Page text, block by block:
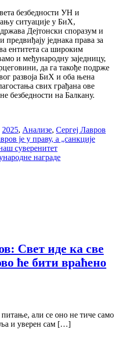
безбедности УН и
ситуације у БиХ,
Дејтонски споразум и
једнака права за
ентитета са широким
и међународну заједницу,
да га такође подрже
развоја БиХ и оба њена
свих грађана ове
безбедности на Балкану.
2025, Анализе, Сергеј Лавров
је у праву, а „санкције
суверенитет
награде
Свет иде ка све
ће бити враћено
али се оно не тиче само
и уверен сам […]